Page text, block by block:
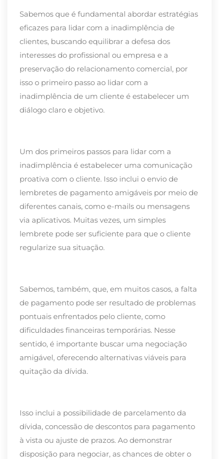
Sabemos que é fundamental abordar estratégias
eficazes para lidar com a inadimplência de
clientes, buscando equilibrar a defesa dos
interesses do profissional ou empresa e a
preservação do relacionamento comercial, por
isso o primeiro passo ao lidar com a
inadimplência de um cliente é estabelecer um
diálogo claro e objetivo.
Um dos primeiros passos para lidar com a
inadimplência é estabelecer uma comunicação
proativa com o cliente. Isso inclui o envio de
lembretes de pagamento amigáveis por meio de
diferentes canais, como e-mails ou mensagens
via aplicativos. Muitas vezes, um simples
lembrete pode ser suficiente para que o cliente
regularize sua situação.
Sabemos, também, que, em muitos casos, a falta
de pagamento pode ser resultado de problemas
pontuais enfrentados pelo cliente, como
dificuldades financeiras temporárias. Nesse
sentido, é importante buscar uma negociação
amigável, oferecendo alternativas viáveis para
quitação da dívida.
Isso inclui a possibilidade de parcelamento da
dívida, concessão de descontos para pagamento
à vista ou ajuste de prazos. Ao demonstrar
disposição para negociar, as chances de obter o